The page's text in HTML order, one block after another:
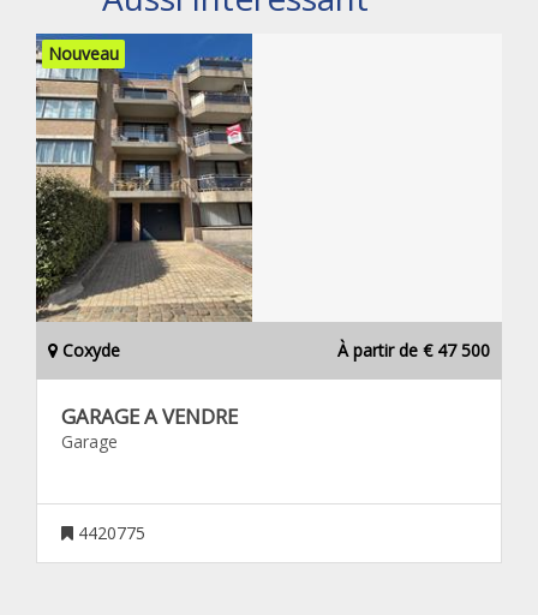
Nouveau
Coxyde À partir de € 47 500
GARAGE A VENDRE
Garage
4420775